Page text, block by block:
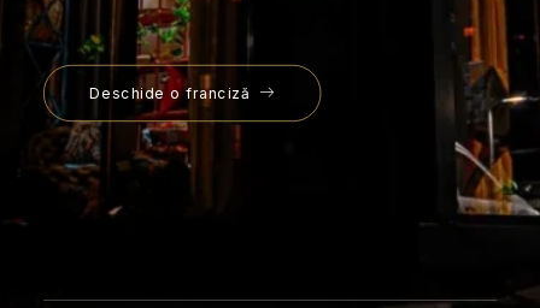
Deschide o franciză